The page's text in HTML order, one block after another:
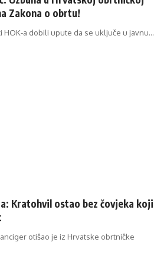
Zakona o obrtu!
HOK-a dobili upute da se uključe u javnu…
Kratohvil ostao bez čovjeka koji
otišao je iz Hrvatske obrtničke